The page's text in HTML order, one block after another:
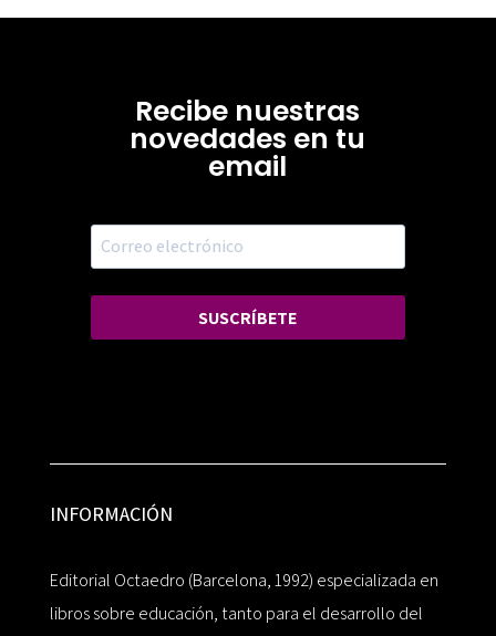
Recibe nuestras
novedades en tu
email
SUSCRÍBETE
INFORMACIÓN
Editorial Octaedro (Barcelona, 1992) especializada en
libros sobre educación, tanto para el desarrollo del